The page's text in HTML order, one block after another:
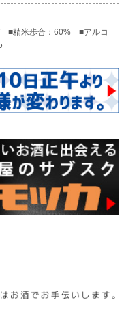
■精米歩合：60% ■アルコ